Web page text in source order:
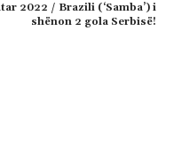
2022 / Brazili (‘Samba’) i
shënon 2 gola Serbisë!